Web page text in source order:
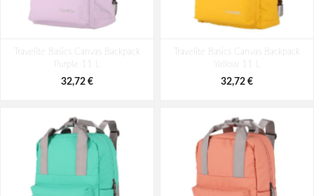
Travelite Basics Canvas Backpack
Purple 11 L
32,72 €
Travelite Basics Canvas Backpack
Yellow 11 L
32,72 €